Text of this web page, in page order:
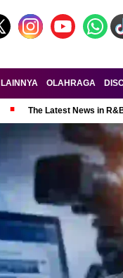
LAINNYA OLAHRAGA
The Latest News in